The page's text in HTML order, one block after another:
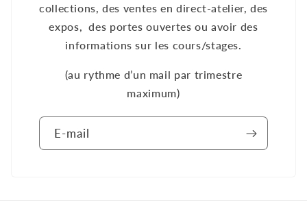
collections, des ventes en direct-atelier, des
expos, des portes ouvertes ou avoir des
informations sur les cours/stages.
(au rythme d’un mail par trimestre
maximum)
E-mail